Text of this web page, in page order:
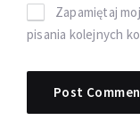
Zapamiętaj
pisania kolejnych